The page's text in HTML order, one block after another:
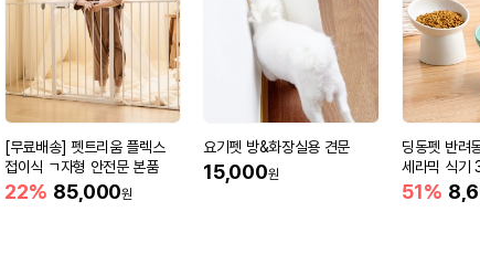
[무료배송] 펫트리움 플렉스
접이식 ㄱ자형 안전문 본품
22% 85,000원
요기펫 방&화장실용 견문
15,000원
딩동펫 반려
세라믹 식기
51%